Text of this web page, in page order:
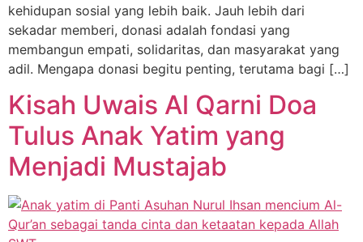
kehidupan sosial yang lebih baik. Jauh lebih dari
sekadar memberi, donasi adalah fondasi yang
membangun empati, solidaritas, dan masyarakat yang
adil. Mengapa donasi begitu penting, terutama bagi […]
Kisah Uwais Al Qarni Doa
Tulus Anak Yatim yang
Menjadi Mustajab